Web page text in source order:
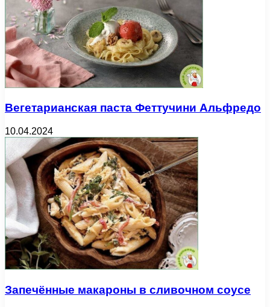
Вегетарианская паста Феттучини Альфредо
10.04.2024
Запечённые макароны в сливочном соусе